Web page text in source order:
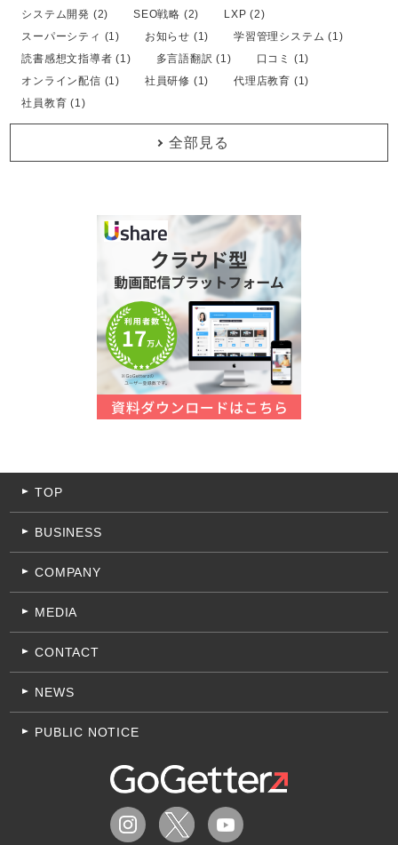
システム開発 (2)
SEO戦略 (2)
LXP (2)
スーパーシティ (1)
お知らせ (1)
学習管理システム (1)
読書感想文指導者 (1)
多言語翻訳 (1)
口コミ (1)
オンライン配信 (1)
社員研修 (1)
代理店教育 (1)
社員教育 (1)
全部見る
TOP
BUSINESS
COMPANY
MEDIA
CONTACT
NEWS
PUBLIC NOTICE